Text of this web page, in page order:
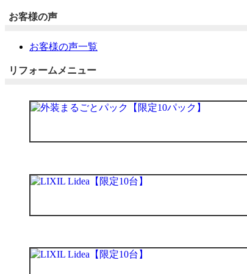
お客様の声
お客様の声一覧
リフォームメニュー